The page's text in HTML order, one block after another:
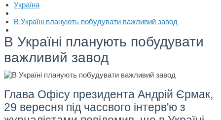
Україна
В Україні планують побудувати важливий завод
В Україні планують побудувати
важливий завод
Глава Офісу президента Андрій Єрмак,
29 вересня під чассвого інтерв'ю з